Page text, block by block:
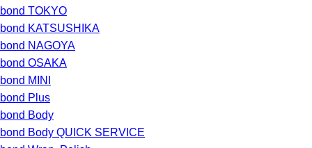
bond TOKYO
bond KATSUSHIKA
bond NAGOYA
bond OSAKA
bond MINI
bond Plus
bond Body
bond Body QUICK SERVICE